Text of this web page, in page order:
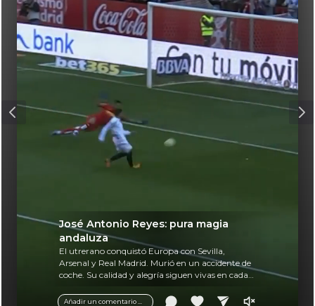
Añadir un comentario ...
José Antonio Reyes: pura magia
andaluza
El utrerano conquistó Europa con Sevilla,
Arsenal y Real Madrid. Murió en un accidente de
coche. Su calidad y alegría siguen vivas en cada